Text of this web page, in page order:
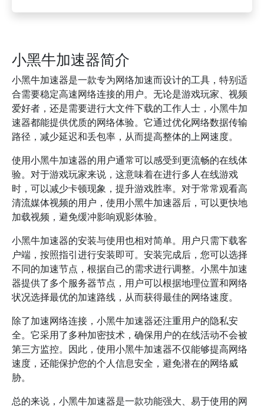
小黑牛加速器简介
小黑牛加速器是一款专为网络加速而设计的工具，特别适
合需要稳定高速网络连接的用户。无论是游戏玩家、视频
爱好者，还是需要进行大文件下载的工作人士，小黑牛加
速器都能提供优质的网络体验。它通过优化网络数据传输
路径，减少延迟和丢包率，从而提高整体的上网速度。
使用小黑牛加速器的用户通常可以感受到更流畅的在线体
验。对于游戏玩家来说，这意味着在进行多人在线游戏
时，可以减少卡顿现象，提升游戏胜率。对于常常观看高
清流媒体视频的用户，使用小黑牛加速器后，可以更快地
加载视频，避免缓冲影响观影体验。
小黑牛加速器的安装与使用也相对简单。用户只需下载客
户端，按照指引进行安装即可。安装完成后，您可以选择
不同的加速节点，根据自己的需求进行调整。小黑牛加速
器提供了多个服务器节点，用户可以根据地理位置和网络
状况选择最优的加速路线，从而获得最佳的网络速度。
除了加速网络连接，小黑牛加速器还注重用户的隐私安
全。它采用了多种加密技术，确保用户的在线活动不会被
第三方监控。因此，使用小黑牛加速器不仅能够提高网络
速度，还能保护您的个人信息安全，避免潜在的网络威
胁。
总的来说，小黑牛加速器是一款功能强大、易于使用的网